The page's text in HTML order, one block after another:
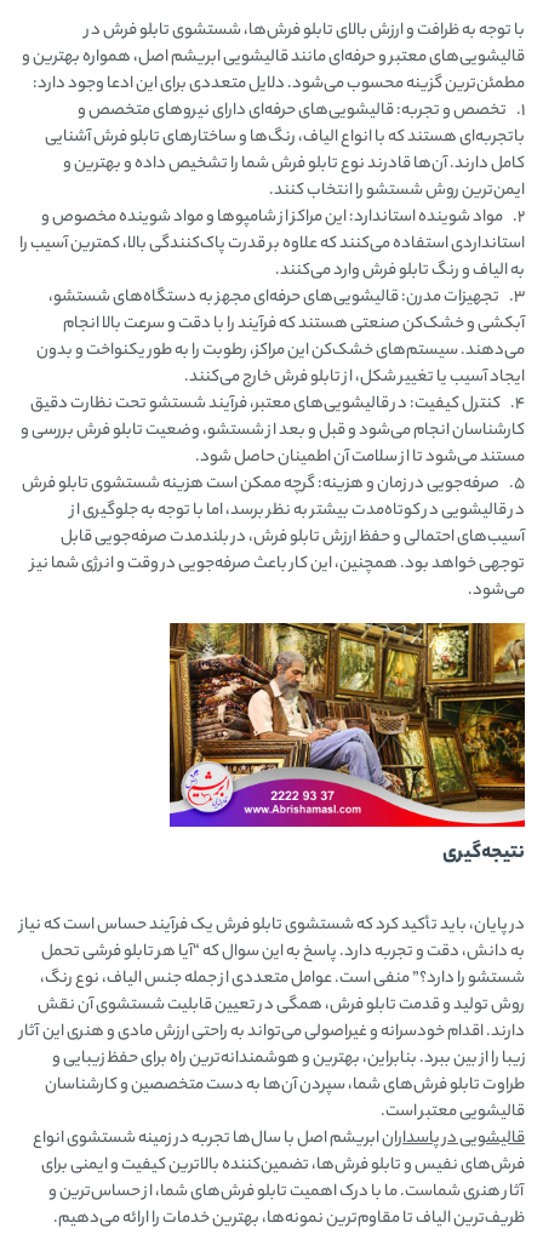
با توجه به ظرافت و ارزش بالای تابلو فرش‌ها، شستشوی تابلو فرش در
قالیشویی‌های معتبر و حرفه‌ای مانند قالیشویی ابریشم اصل، همواره بهترین و
مطمئن‌ترین گزینه محسوب می‌شود. دلایل متعددی برای این ادعا وجود دارد:
1. تخصص و تجربه: قالیشویی‌های حرفه‌ای دارای نیروهای متخصص و
باتجربه‌ای هستند که با انواع الیاف، رنگ‌ها و ساختارهای تابلو فرش آشنایی
کامل دارند. آن‌ها قادرند نوع تابلو فرش شما را تشخیص داده و بهترین و
ایمن‌ترین روش شستشو را انتخاب کنند.
2. مواد شوینده استاندارد: این مراکز از شامپوها و مواد شوینده مخصوص و
استانداردی استفاده می‌کنند که علاوه بر قدرت پاک‌کنندگی بالا، کمترین آسیب را
به الیاف و رنگ تابلو فرش وارد می‌کنند.
3. تجهیزات مدرن: قالیشویی‌های حرفه‌ای مجهز به دستگاه‌های شستشو،
آبکشی و خشک‌کن صنعتی هستند که فرآیند را با دقت و سرعت بالا انجام
می‌دهند. سیستم‌های خشک‌کن این مراکز، رطوبت را به طور یکنواخت و بدون
ایجاد آسیب یا تغییر شکل، از تابلو فرش خارج می‌کنند.
4. کنترل کیفیت: در قالیشویی‌های معتبر، فرآیند شستشو تحت نظارت دقیق
کارشناسان انجام می‌شود و قبل و بعد از شستشو، وضعیت تابلو فرش بررسی و
مستند می‌شود تا از سلامت آن اطمینان حاصل شود.
5. صرفه‌جویی در زمان و هزینه: گرچه ممکن است هزینه شستشوی تابلو فرش
در قالیشویی در کوتاه‌مدت بیشتر به نظر برسد، اما با توجه به جلوگیری از
آسیب‌های احتمالی و حفظ ارزش تابلو فرش، در بلندمدت صرفه‌جویی قابل
توجهی خواهد بود. همچنین، این کار باعث صرفه‌جویی در وقت و انرژی شما نیز
می‌شود.
نتیجه‌گیری
در پایان، باید تأکید کرد که شستشوی تابلو فرش یک فرآیند حساس است که نیاز
به دانش، دقت و تجربه دارد. پاسخ به این سوال که “آیا هر تابلو فرشی تحمل
شستشو را دارد؟” منفی است. عوامل متعددی از جمله جنس الیاف، نوع رنگ،
روش تولید و قدمت تابلو فرش، همگی در تعیین قابلیت شستشوی آن نقش
دارند. اقدام خودسرانه و غیراصولی می‌تواند به راحتی ارزش مادی و هنری این آثار
زیبا را از بین ببرد. بنابراین، بهترین و هوشمندانه‌ترین راه برای حفظ زیبایی و
طراوت تابلو فرش‌های شما، سپردن آن‌ها به دست متخصصین و کارشناسان
قالیشویی معتبر است.
قالیشویی در پاسدارانابریشم اصل با سال‌ها تجربه در زمینه شستشوی انواع
فرش‌های نفیس و تابلو فرش‌ها، تضمین‌کننده بالاترین کیفیت و ایمنی برای
آثار هنری شماست. ما با درک اهمیت تابلو فرش‌های شما، از حساس‌ترین و
ظریف‌ترین الیاف تا مقاوم‌ترین نمونه‌ها، بهترین خدمات را ارائه می‌دهیم.